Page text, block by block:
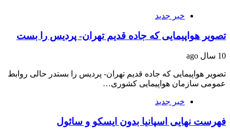
خبر جدید
تصویر هواپیمایی که جاده قدیم تهران- پردیس را بست
10 سال ago
تصویر هواپیمایی که جاده قدیم تهران- پردیس را بستدر حالی روابط
عمومی سازمان هواپیمایی کشوری…
خبر جدید
فهرست نهایی اسپانیا بدون ایسکو و سائول